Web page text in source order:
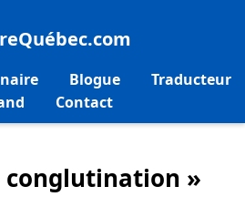
Blogue
Traducteur
Contact
»